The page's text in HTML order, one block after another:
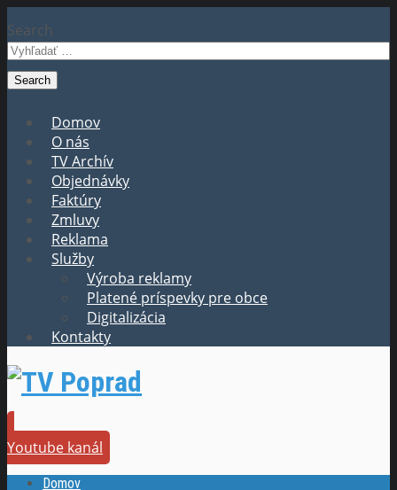
Search
Domov
O nás
TV Archív
Objednávky
Faktúry
Zmluvy
Reklama
Služby
Výroba reklamy
Platené príspevky pre obce
Digitalizácia
Kontakty
Youtube kanál
Domov